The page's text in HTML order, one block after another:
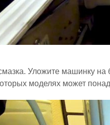
Уложите машинку на
моделях может